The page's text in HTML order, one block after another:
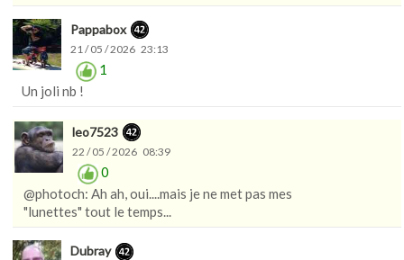
Pappabox
21 / 05 / 2026 23:13
1
Un joli nb !
leo7523
22 / 05 / 2026 08:39
0
@photoch: Ah ah, oui....mais je ne met pas mes
"lunettes" tout le temps...
Dubray